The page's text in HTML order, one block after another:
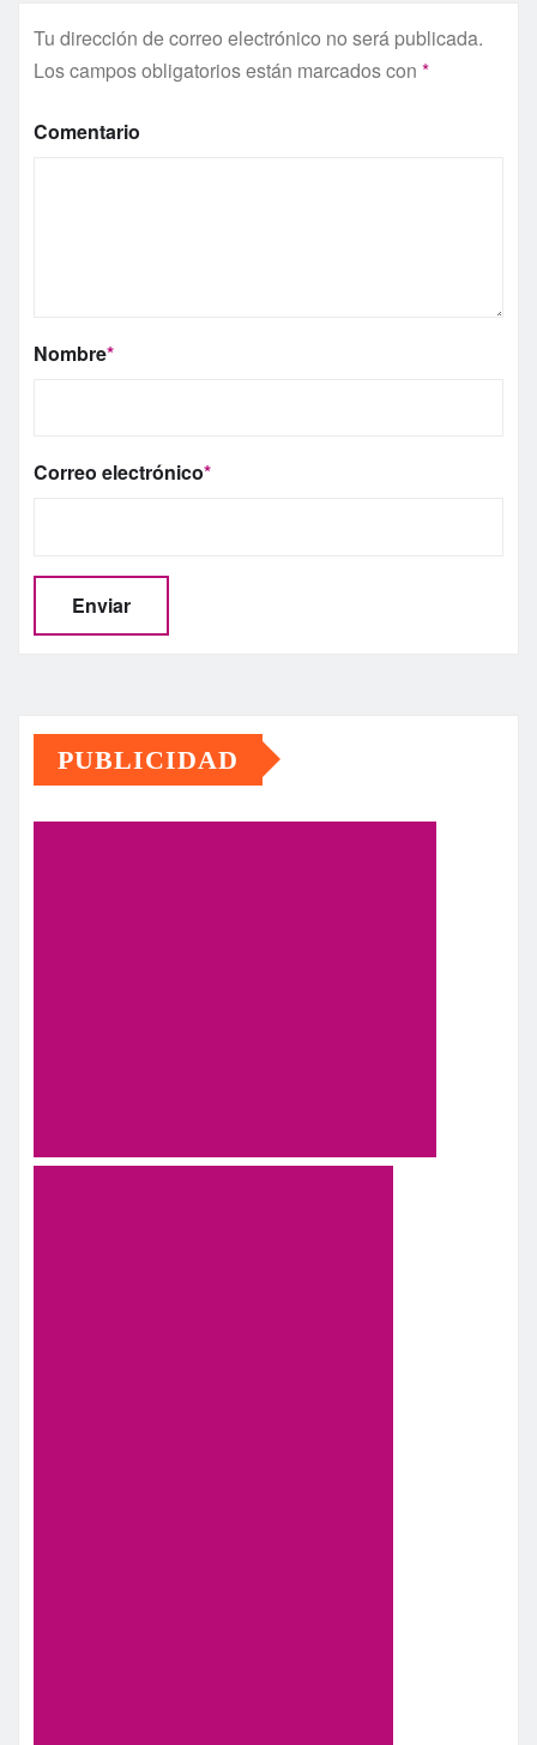
Tu dirección de correo electrónico no será publicada.
Los campos obligatorios están marcados con *
Comentario
Nombre*
Correo electrónico*
PUBLICIDAD